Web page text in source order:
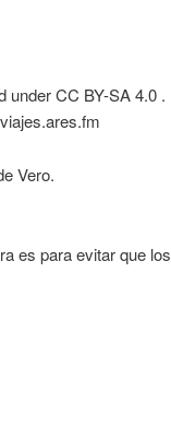
under CC BY-SA 4.0 .
Vero.
es para evitar que los